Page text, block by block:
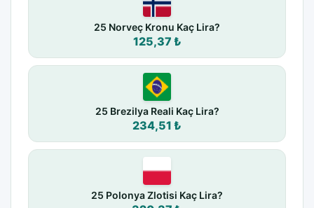
25 Norveç Kronu Kaç Lira?
125,37 ₺
25 Brezilya Reali Kaç Lira?
234,51 ₺
25 Polonya Zlotisi Kaç Lira?